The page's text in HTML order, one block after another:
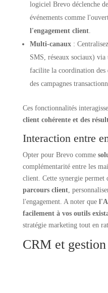
logiciel Brevo déclenche
événements comme
l'engagement client.
Multi-canaux:
SMS, réseaux sociaux)
facilite la coordination des
des campagnes
Ces fonctionnalités
client cohérente et des
Interaction entre
Opter pour Brevo comme
complémentarité entre les
client. Cette synergie permet
parcours client,
l'engagement. A noter que
facilement à vos outils
stratégie marketing tout en
CRM et